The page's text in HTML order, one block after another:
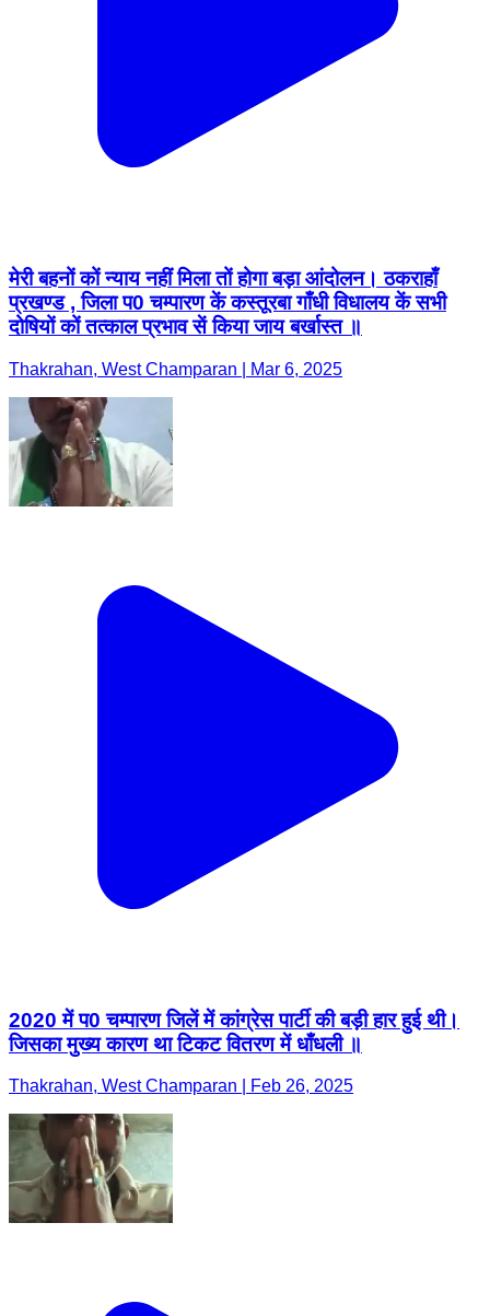
मेरी बहनों कों न्याय नहीं मिला तों होगा बड़ा आंदोलन। ठकराहाँ
प्रखण्ड , जिला प0 चम्पारण कें कस्तूरबा गाँधी विधालय कें सभी
दोषियों कों तत्काल प्रभाव सें किया जाय बर्खास्त ॥
Thakrahan, West Champaran | Mar 6, 2025
2020 में प0 चम्पारण जिलें में कांग्रेस पार्टी की बड़ी हार हुई थी।
जिसका मुख्य कारण था टिकट वितरण में धाँधली ॥
Thakrahan, West Champaran | Feb 26, 2025